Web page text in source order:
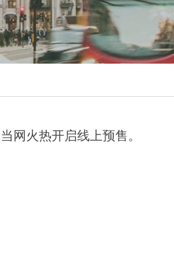
网火热开启线上预售。